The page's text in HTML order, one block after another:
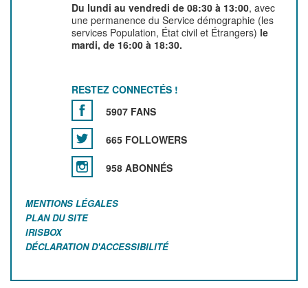
Du lundi au vendredi de 08:30 à 13:00, avec
une permanence du Service démographie (les
services Population, État civil et Étrangers) le
mardi, de 16:00 à 18:30.
RESTEZ CONNECTÉS !
5907 FANS
665 FOLLOWERS
958 ABONNÉS
MENTIONS LÉGALES
PLAN DU SITE
IRISBOX
DÉCLARATION D'ACCESSIBILITÉ